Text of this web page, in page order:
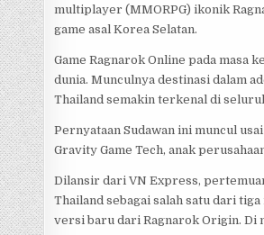
multiplayer (MMORPG) ikonik
game asal Korea Selatan.
Game Ragnarok Online pada masa
dunia. Munculnya destinasi dalam
Thailand semakin terkenal di
Pernyataan Sudawan ini muncul
Gravity Game Tech, anak
Dilansir dari VN Express,
Thailand sebagai salah satu dari
versi baru dari Ragnarok Origin. Di